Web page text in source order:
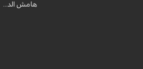
هامش الد...